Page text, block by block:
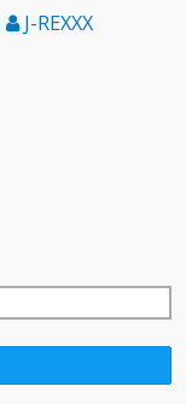
J-REXXX